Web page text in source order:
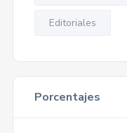
Editoriales
Porcentajes